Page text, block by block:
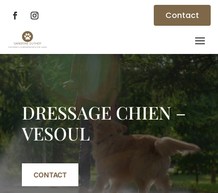
Contact
Lecteur
vidéo
DRESSAGE CHIEN –
VESOUL
CONTACT